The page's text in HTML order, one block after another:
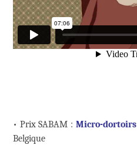
• Prix SABAM : Micro-dortoirs
Belgique